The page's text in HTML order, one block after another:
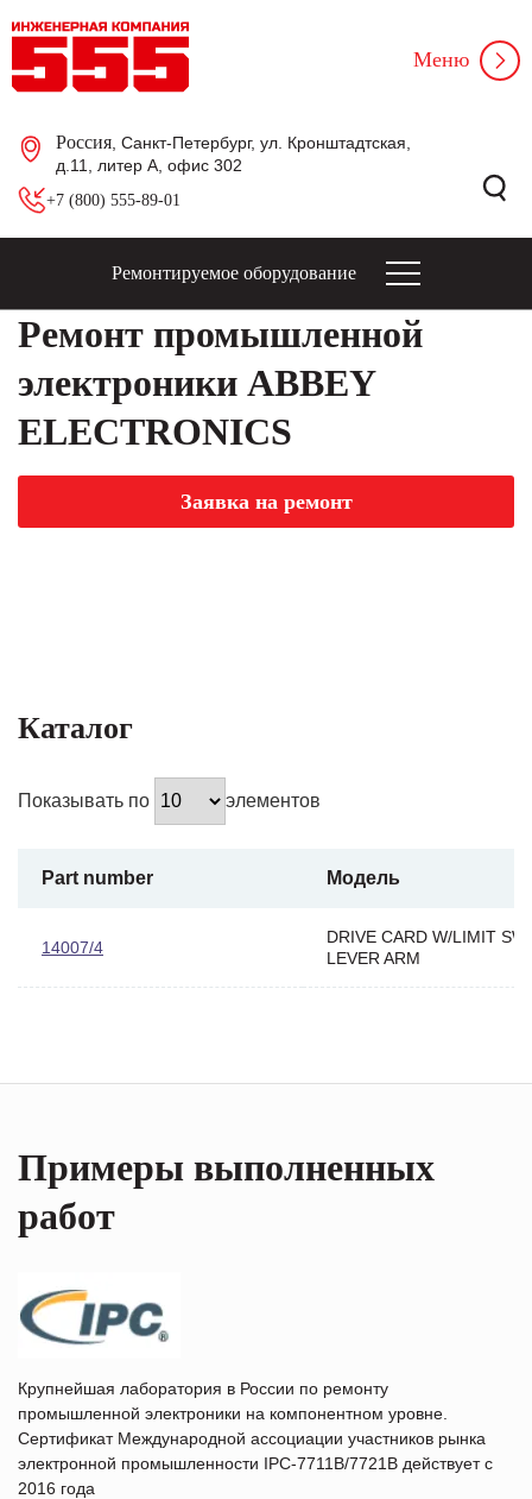
Россия , Санкт-Петербург, ул. Кронштадтская,
д.11, литер А, офис 302
+7 (800) 555-89-01
Меню
Ремонтируемое оборудование
Ремонт промышленной
электроники ABBEY
ELECTRONICS
Заявка на ремонт
Каталог
Показывать по элементов
Part number Модель
14007/4
DRIVE CARD W/LIMIT
LEVER ARM
Примеры выполненных
работ
Крупнейшая лаборатория в России по ремонту
промышленной электроники на компонентном уровне.
Сертификат Международной ассоциации участников рынка
электронной промышленности IPC-7711B/7721B действует с
2016 года